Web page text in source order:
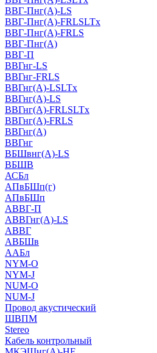
ВВГ-Пнг(А)-LS
ВВГ-Пнг(А)-FRLSLTx
ВВГ-Пнг(А)-FRLS
ВВГ-Пнг(А)
ВВГ-П
ВВГнг-LS
ВВГнг-FRLS
ВВГнг(А)-LSLTx
ВВГнг(А)-LS
ВВГнг(А)-FRLSLTx
ВВГнг(А)-FRLS
ВВГнг(А)
ВВГнг
ВБШвнг(А)-LS
ВБШВ
АСБл
АПвБШп(г)
АПвБШп
АВВГ-П
АВВГнг(А)-LS
АВВГ
АВБШв
ААБл
NYM-O
NYM-J
NUM-О
NUM-J
Провод акустический
ШВПМ
Stereo
Кабель контрольный